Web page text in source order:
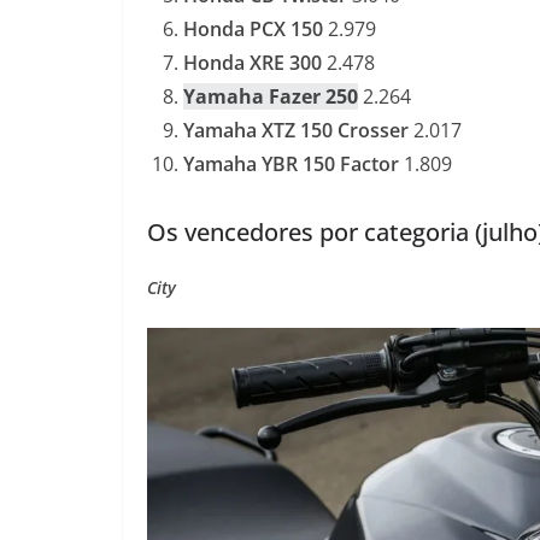
Honda PCX 1502.979
Honda XRE 3002.478
Yamaha Fazer 2502.264
Yamaha XTZ 150 Crosser2.017
Yamaha YBR 150 Factor 1.809
Os vencedores por categoria
City